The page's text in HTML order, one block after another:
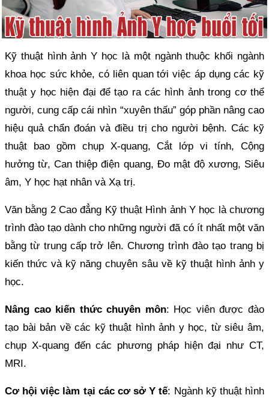
Kỹ thuật hình ảnh Y học là một ngành thuộc khối ngành
khoa học sức khỏe, có liên quan tới việc áp dụng các kỹ
thuật y học hiện đại để tạo ra các hình ảnh trong cơ thể
người, cung cấp cái nhìn “xuyên thấu” góp phần nâng cao
hiệu quả chẩn đoán và điều trị cho người bệnh. Các kỹ
thuật bao gồm chụp X-quang, Cắt lớp vi tính, Cộng
hưởng từ, Can thiệp điện quang, Đo mật độ xương, Siêu
âm, Y học hạt nhân và Xạ trị.
Văn bằng 2 Cao đẳng Kỹ thuật Hình ảnh Y học là chương
trình đào tạo dành cho những người đã có ít nhất một văn
bằng từ trung cấp trở lên. Chương trình đào tạo trang bị
kiến thức và kỹ năng chuyên sâu về kỹ thuật hình ảnh y
học.
Nâng cao kiến thức chuyên môn: Học viên được đào
tạo bài bản về các kỹ thuật hình ảnh y học, từ siêu âm,
chụp X-quang đến các phương pháp hiện đại như CT,
MRI.
Cơ hội việc làm tại các cơ sở Y tế: Ngành kỹ thuật hình